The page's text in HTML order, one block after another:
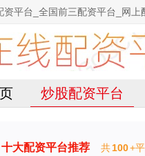
资平台_全国前三配资平台_网上
炒股配资平台
十大配资平台推荐 共100+